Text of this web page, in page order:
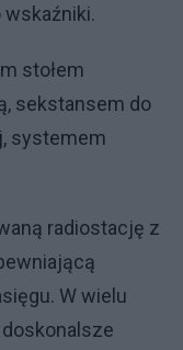
wskaźniki.
stołem
sekstansem do
systemem
radiostację z
W wielu